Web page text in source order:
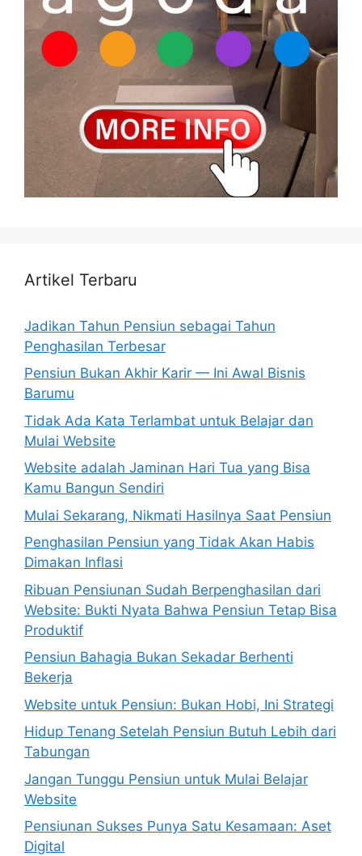
Artikel Terbaru
Jadikan Tahun Pensiun sebagai Tahun
Penghasilan Terbesar
Pensiun Bukan Akhir Karir — Ini Awal Bisnis
Barumu
Tidak Ada Kata Terlambat untuk Belajar dan
Mulai Website
Website adalah Jaminan Hari Tua yang Bisa
Kamu Bangun Sendiri
Mulai Sekarang, Nikmati Hasilnya Saat Pensiun
Penghasilan Pensiun yang Tidak Akan Habis
Dimakan Inflasi
Ribuan Pensiunan Sudah Berpenghasilan dari
Website: Bukti Nyata Bahwa Pensiun Tetap Bisa
Produktif
Pensiun Bahagia Bukan Sekadar Berhenti
Bekerja
Website untuk Pensiun: Bukan Hobi, Ini Strategi
Hidup Tenang Setelah Pensiun Butuh Lebih dari
Tabungan
Jangan Tunggu Pensiun untuk Mulai Belajar
Website
Pensiunan Sukses Punya Satu Kesamaan: Aset
Digital